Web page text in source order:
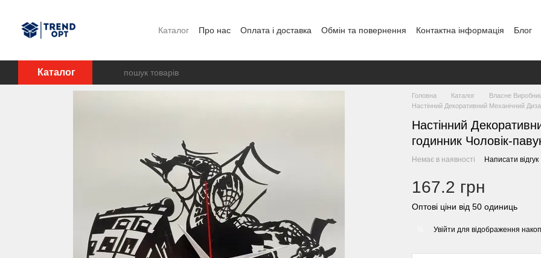
Каталог Про нас Оплата і доставка Обмін та повернення Контактна інформація Блог
Каталог
Головна Каталог
Власне
Настінний Декоративний Механічний
Настінний
годинник Чоловік-
Немає в наявності Написати відгук
167.2 грн
Оптові ціни від 50 одиниць
Увійти для відображення